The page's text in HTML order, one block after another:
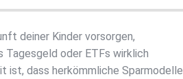
deiner Kinder vorsorgen,
oder ETFs wirklich
ist, dass herkömmliche Sparmodelle